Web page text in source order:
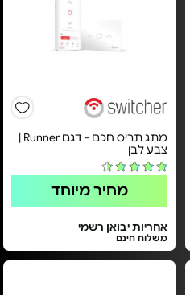
מתג תריס חכם - דגם Runner |
צבע לבן
מחיר מיוחד
אחריות יבואן רשמי
משלוח חינם